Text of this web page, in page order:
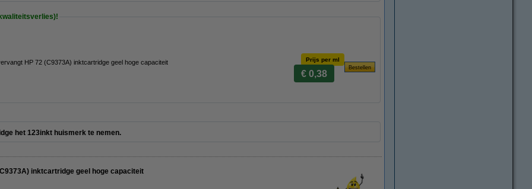
HP 72 (C9373A) inktcartridge geel hoge capaciteit
Prijs per ml
€ 0,38
het 123inkt huismerk te nemen.
inktcartridge geel hoge capaciteit